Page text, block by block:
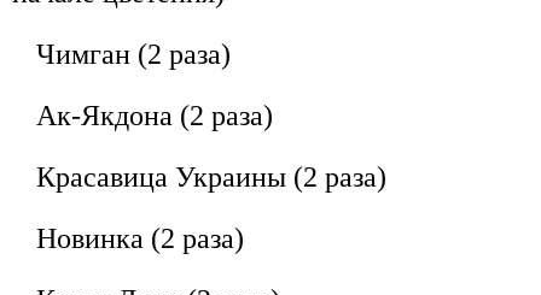
Чимган (2 раза)
Ак-Якдона (2 раза)
Красавица Украины (2 раза)
Новинка (2 раза)